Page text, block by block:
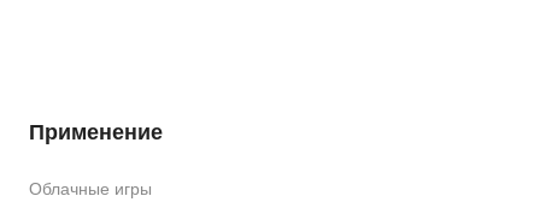
Применение
Облачные игры